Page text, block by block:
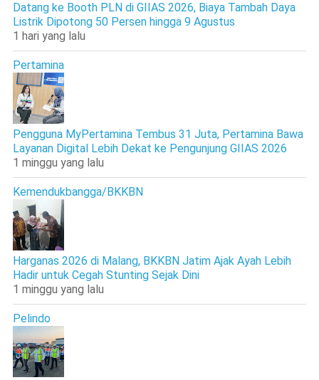
Datang ke Booth PLN di GIIAS 2026, Biaya Tambah Daya
Listrik Dipotong 50 Persen hingga 9 Agustus
1 hari yang lalu
Pertamina
Pengguna MyPertamina Tembus 31 Juta, Pertamina Bawa
Layanan Digital Lebih Dekat ke Pengunjung GIIAS 2026
1 minggu yang lalu
Kemendukbangga/BKKBN
Harganas 2026 di Malang, BKKBN Jatim Ajak Ayah Lebih
Hadir untuk Cegah Stunting Sejak Dini
1 minggu yang lalu
Pelindo